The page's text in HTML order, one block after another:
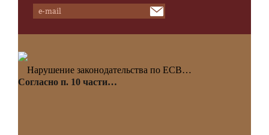
Нарушение законодательства по ЕСВ…
Согласно п. 10 части…